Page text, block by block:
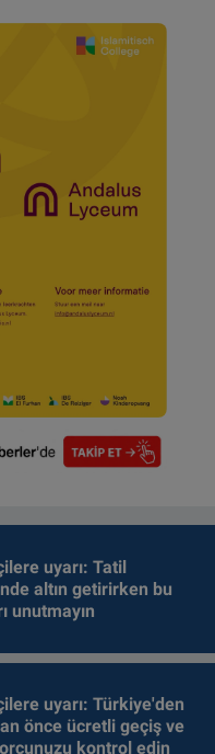
uyarı: Tatil
altın getirirken bu
unutmayın
uyarı: Türkiye'den
önce ücretli geçiş ve
kontrol edin